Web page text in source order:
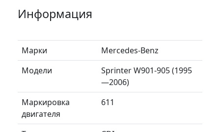
Информация
Марки
Mercedes-Benz
Модели
Sprinter W901-905 (1995
—2006)
Маркировка
двигателя
611